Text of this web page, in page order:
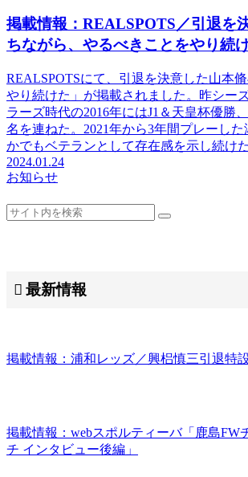
掲載情報：REALSPOTS／引退を
ちながら、やるべきことをやり続け
REALSPOTSにて、引退を決意した山本
やり続けた」が掲載されました。昨シー
ラーズ時代の2016年にはJ1＆天皇杯優勝
名を連ねた。2021年から3年間プレーし
かでもベテランとして存在感を示し続け
2024.01.24
お知らせ
最新情報
掲載情報：浦和レッズ／興梠慎三引退特
掲載情報：webスポルティーバ「鹿島FW
チ インタビュー後編」